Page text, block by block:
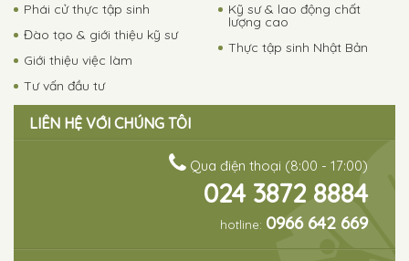
Phái cử thực tập sinh
Đào tạo & giới thiệu kỹ sư
Giới thiệu việc làm
Tư vấn đầu tư
Kỹ sư & lao động chất
lượng cao
Thực tập sinh Nhật Bản
LIÊN HỆ VỚI CHÚNG TÔI
Qua điện thoại (8:00 - 17:00)
024 3872 8884
hotline: 0966 642 669